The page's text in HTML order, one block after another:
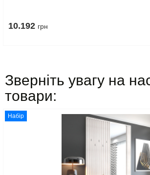
10.192 грн
Зверніть увагу на
товари:
Набір